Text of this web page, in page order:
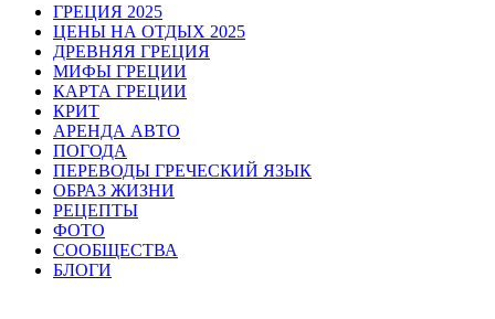
ГРЕЦИЯ 2025
ЦЕНЫ НА ОТДЫХ 2025
ДРЕВНЯЯ ГРЕЦИЯ
МИФЫ ГРЕЦИИ
КАРТА ГРЕЦИИ
КРИТ
АРЕНДА АВТО
ПОГОДА
ПЕРЕВОДЫ ГРЕЧЕСКИЙ ЯЗЫК
ОБРАЗ ЖИЗНИ
РЕЦЕПТЫ
ФОТО
СООБЩЕСТВА
БЛОГИ